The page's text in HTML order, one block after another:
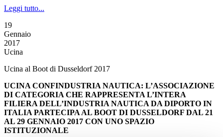
Leggi tutto...
19
Gennaio
2017
Ucina
Ucina al Boot di Dusseldorf 2017
UCINA CONFINDUSTRIA NAUTICA: L’ASSOCIAZIONE
DI CATEGORIA CHE RAPPRESENTA L’INTERA
FILIERA DELL’INDUSTRIA NAUTICA DA DIPORTO IN
ITALIA PARTECIPA AL BOOT DI DUSSELDORF DAL 21
AL 29 GENNAIO 2017 CON UNO SPAZIO
ISTITUZIONALE